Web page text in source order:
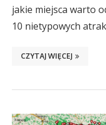
jakie miejsca warto
10 nietypowych
CZYTAJ WIĘCEJ